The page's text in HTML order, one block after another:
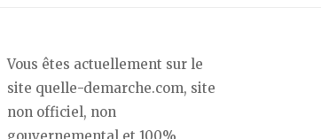
Vous êtes actuellement sur le
site quelle-demarche.com, site
non officiel, non